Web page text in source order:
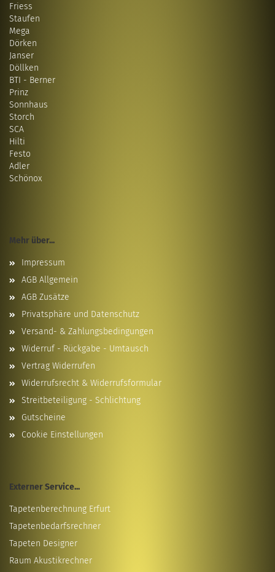
Friess
Staufen
Mega
Dörken
Janser
Döllken
BTI - Berner
Prinz
Sonnhaus
Storch
SCA
Hilti
Festo
Adler
Schönox
Mehr über...
Impressum
AGB Allgemein
AGB Zusätze
Privatsphäre und Datenschutz
Versand- & Zahlungsbedingungen
Widerruf - Rückgabe - Umtausch
Vertrag Widerrufen
Widerrufsrecht & Widerrufsformular
Streitbeteiligung - Schlichtung
Gutscheine
Cookie Einstellungen
Externer Service...
Tapetenberechnung Erfurt
Tapetenbedarfsrechner
Tapeten Designer
Raum Akustikrechner